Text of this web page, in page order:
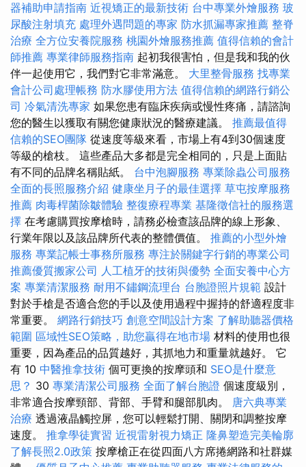
器補助申請指南 近視矯正的最新技術 台中專業外燴服務 玻
尿酸注射填充 處理外遇問題的專家 防水抓漏專家推薦 整脊
治療 全方位安養院服務 桃園外燴服務推薦 值得信賴的會計
師推薦 專業律師服務指南 起初我很害怕，但是我和我的伙
伴一起使用它，我們對它非常滿意。 大里整骨服務 找專業
會計公司處理帳務 防水膠使用方法 值得信賴的網路行銷公
司 冷氣清洗專家 如果您患有臨床疾病或慢性疼痛，請諮詢
您的醫生以獲取有關您健康狀況的醫療建議。 推薦最值得
信賴的SEO團隊 從速度等級來看，市場上有4到30個速度
等級的槍枝。 這些產品大多都是完全相同的，只是上面貼
有不同的品牌名稱貼紙。 台中泡腳服務 專業除蟲公司服務
全面的長照服務介紹 健康坐月子的最佳選擇 草屯按摩服務
推薦 肉毒桿菌除皺體驗 整復療程專業 基隆徵信社的服務選
擇 在考慮購買按摩槍時，請務必檢查該品牌的線上形象、
行業年限以及該品牌所代表的整體價值。 推薦的小型外燴
服務 專業記帳士事務所服務 專注於關鍵字行銷的專業公司
推薦優質搬家公司 人工植牙的技術與優勢 全面安養中心方
案 專業清潔服務 耐用不鏽鋼流理台 台胞證照片規範 設計
對於手槍是否適合您的手以及使用過程中握持的舒適程度非
常重要。 網路行銷技巧 創意空間設計方案 了解助聽器價格
範圍 區域性SEO策略，助您贏得在地市場 材料的使用也很
重要，因為產品的品質越好，其抓地力和重量就越好。 它
有 10 中醫推拿技術 個可更換的按摩頭和 SEO是什麼意
思？ 30 專業清潔公司服務 全面了解台胞證 個速度級別，
非常適合按摩頸部、背部、手臂和腿部肌肉。 唐六典專業
治療 透過液晶觸控屏，您可以輕鬆打開、關閉和調整按摩
速度。 推拿學徒實習 近視雷射視力矯正 隆鼻塑造完美輪廓
了解長照2.0政策 按摩槍正在從四面八方席捲網路和社群媒